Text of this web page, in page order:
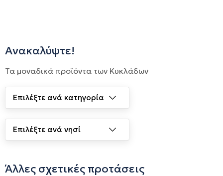
Ανακαλύψτε!
Τα μοναδικά προϊόντα των Κυκλάδων
Άλλες σχετικές προτάσεις